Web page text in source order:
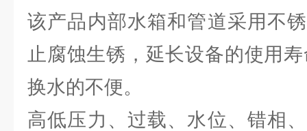
该产品内部水箱和管道采用不
止腐蚀生锈，延长设备的使用
换水的不便。
高低压力、过载、水位、错相